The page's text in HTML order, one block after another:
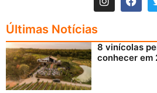
Últimas Notícias
8 vinícolas
conhecer em